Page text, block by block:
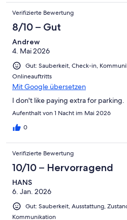
truly made my stay enjoyable and
recommend Quest Robina to
comfort, and great service. I’ll
Verifizierte Bewertung
8/10 – Gut
Andrew
4. Mai 2026
Gut: Sauberkeit, Check-in,
Onlineauftritts
Mit Google übersetzen
I don't like paying extra for parking.
Aufenthalt von 1 Nacht im Mai 2026
0
Verifizierte Bewertung
10/10 – Hervorragend
HANS
6. Jan. 2026
Gut: Sauberkeit, Ausstattung,
Kommunikation